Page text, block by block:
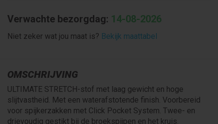
Verwachte bezorgdag: 14-08-2026
Niet zeker wat jou maat is? Bekijk maattabel
OMSCHRIJVING
ULTIMATE STRETCH-stof met laag gewicht en hoge
slijtvastheid. Met een waterafstotende finish. Voorbereid
voor spijkerzakken met Click Pocket System. Twee- en
drievoudig gestikt bij de broekspijpen en het kruis.